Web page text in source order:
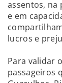
assentos, na
e em
lucros e
Para validar
passageiros